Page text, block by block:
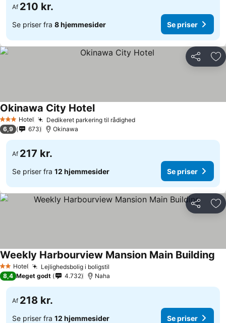
Af 210 kr.
Se priser fra 8 hjemmesider Se priser
Del
3 StjernerHotel Dedikeret parkering til rådighedSe priser
Okinawa City HotelSe priser
6,9 673 Okinawa
Af 217 kr.
Se priser fra 12 hjemmesider Se priser
Del
2 Stjerner
Hotel Lejlighedsbolig i boligstil
Weekly Harbourview Mansion Main Building
8,4 Meget godt 4.732 Naha
Af 218 kr.
Se priser fra 12 hjemmesider Se priser